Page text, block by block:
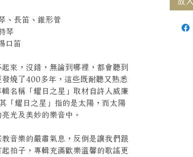
、長笛、錐形管
琴
口笛
來，沒錯，無論到哪裡，都會聽到
燒了400多年，這些既耐聽又熟悉
名稱「耀日之星」取材自詩人威廉
「耀日之星」指的是太陽，而太陽
光及美妙的樂音中。
音樂的嚴肅氣息，反倒是讓我們跟
拍子，專輯充滿歡樂溫馨的歌謠更